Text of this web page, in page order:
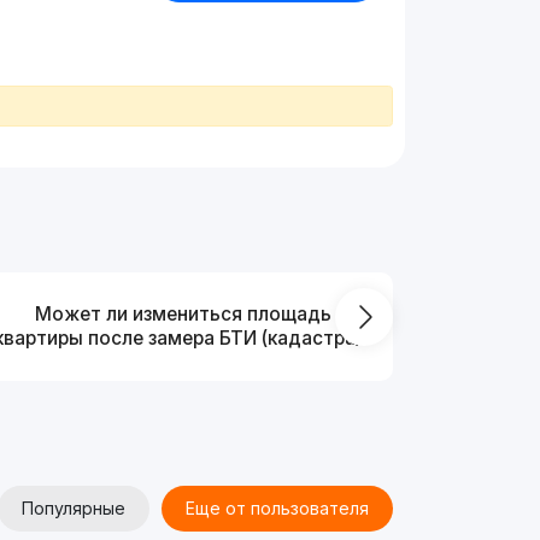
Может ли измениться площадь
после замера БТИ (кадастра)?
Популярные Еще от пользователя